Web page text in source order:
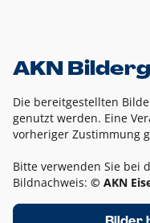
AKN
Die bereitgestellten
genutzt werden. Eine
vorheriger Zustimmung
Bitte verwenden Sie bei
Bildnachweis: © AKN